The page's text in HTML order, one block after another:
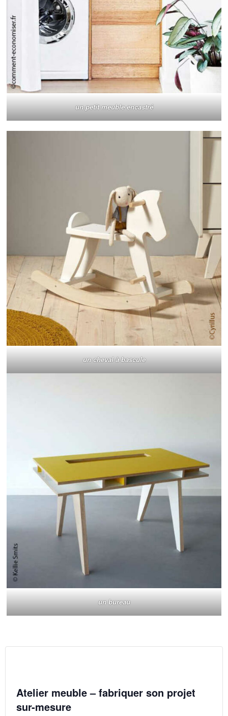
un petit meuble encastré
un cheval à bascule
un bureau
Atelier meuble – fabriquer son projet
sur-mesure